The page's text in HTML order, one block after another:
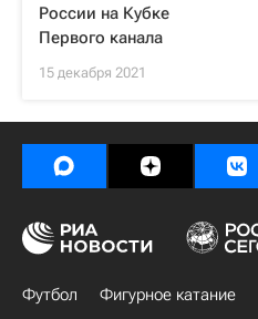
России на Кубке
Первого канала
15 декабря 2021
Футбол Фигурное катание